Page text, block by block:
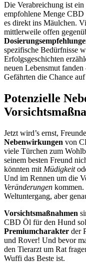
Die Verabreichung ist
empfohlene Menge CBD
es direkt ins Mäulchen.
mittlerweile offen
spezifische Bedürfnisse
Erfolgsgeschichten
neuen Lebensmut
Gefährten die Chance
Potenzielle
Jetzt wird’s ernst,
Nebenwirkungen von
viele Türchen zum
seinem besten Freund
könnten mit Müdigkeit
Und im Rennen um die
Veränderungen kommen.
Weltuntergang, aber
Vorsichtsmaßnahmen
CBD Öl für den Hund
Premiumcharakter der
und Rover! Und bevor
den Tierarzt um Rat
Wuffi das Beste ist.